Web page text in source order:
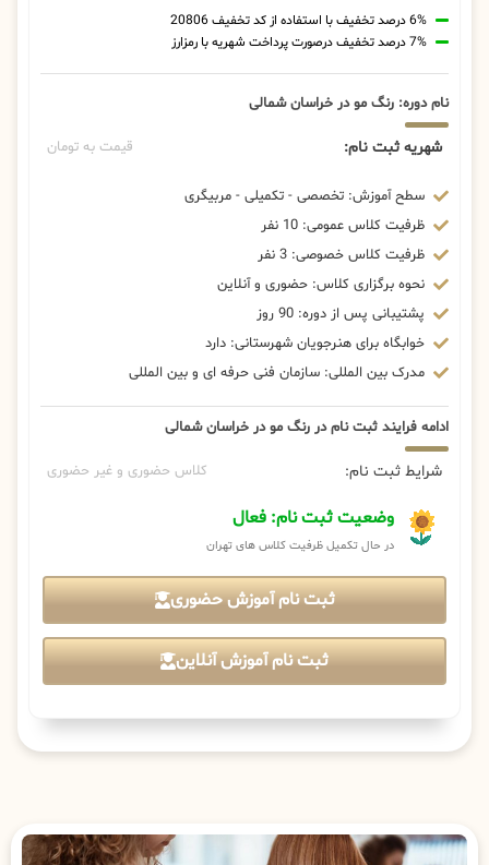
6% درصد تخفیف با استفاده از کد تخفیف 20806
7% درصد تخفیف درصورت پرداخت شهریه با رمزارز
نام دوره: رنگ مو در خراسان شمالی
شهریه ثبت نام: قیمت به تومان
سطح آموزش: تخصصی - تکمیلی - مربیگری
ظرفیت کلاس عمومی: 10 نفر
ظرفیت کلاس خصوصی: 3 نفر
نحوه برگزاری کلاس: حضوری و آنلاین
پشتیبانی پس از دوره: 90 روز
خوابگاه برای هنرجویان شهرستانی: دارد
مدرک بین المللی: سازمان فنی حرفه ای و بین المللی
ادامه فرایند ثبت نام در رنگ مو در خراسان شمالی
شرایط ثبت نام: کلاس حضوری و غیر حضوری
وضعیت ثبت نام: فعال
در حال تکمیل ظرفیت کلاس های تهران
ثبت نام آموزش حضوری
ثبت نام آموزش آنلاین